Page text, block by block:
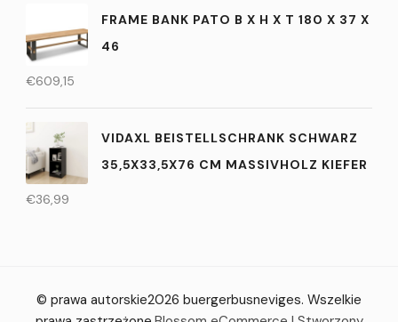
FRAME BANK PATO B X H X T 180 X 37 X
46
€609,15
VIDAXL BEISTELLSCHRANK SCHWARZ
35,5X33,5X76 CM MASSIVHOLZ KIEFER
€36,99
© prawa autorskie2026 buergerbusneviges. Wszelkie